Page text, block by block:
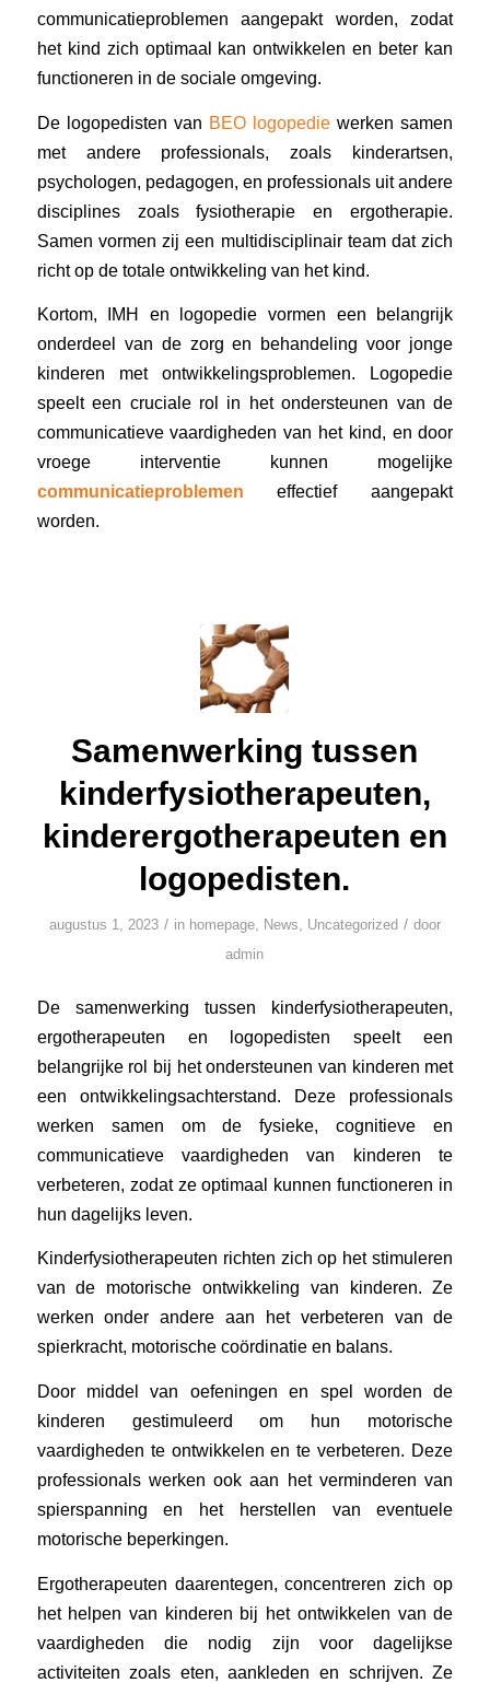
communicatieproblemen aangepakt worden, zodat
het kind zich optimaal kan ontwikkelen en beter kan
functioneren in de sociale omgeving.
De logopedisten van BEO logopedie werken samen
met andere professionals, zoals kinderartsen,
psychologen, pedagogen, en professionals uit andere
disciplines zoals fysiotherapie en ergotherapie.
Samen vormen zij een multidisciplinair team dat zich
richt op de totale ontwikkeling van het kind.
Kortom, IMH en logopedie vormen een belangrijk
onderdeel van de zorg en behandeling voor jonge
kinderen met ontwikkelingsproblemen. Logopedie
speelt een cruciale rol in het ondersteunen van de
communicatieve vaardigheden van het kind, en door
vroege interventie kunnen mogelijke
communicatieproblemen effectief aangepakt
worden.
Samenwerking tussen
kinderfysiotherapeuten,
kinderergotherapeuten en
logopedisten.
augustus 1, 2023 / in homepage, News, Uncategorized / door
admin
De samenwerking tussen kinderfysiotherapeuten,
ergotherapeuten en logopedisten speelt een
belangrijke rol bij het ondersteunen van kinderen met
een ontwikkelingsachterstand. Deze professionals
werken samen om de fysieke, cognitieve en
communicatieve vaardigheden van kinderen te
verbeteren, zodat ze optimaal kunnen functioneren in
hun dagelijks leven.
Kinderfysiotherapeuten richten zich op het stimuleren
van de motorische ontwikkeling van kinderen. Ze
werken onder andere aan het verbeteren van de
spierkracht, motorische coördinatie en balans.
Door middel van oefeningen en spel worden de
kinderen gestimuleerd om hun motorische
vaardigheden te ontwikkelen en te verbeteren. Deze
professionals werken ook aan het verminderen van
spierspanning en het herstellen van eventuele
motorische beperkingen.
Ergotherapeuten daarentegen, concentreren zich op
het helpen van kinderen bij het ontwikkelen van de
vaardigheden die nodig zijn voor dagelijkse
activiteiten zoals eten, aankleden en schrijven. Ze